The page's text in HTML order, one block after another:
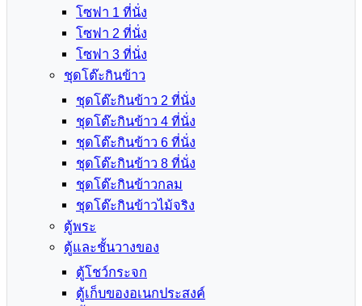
โซฟา 1 ที่นั่ง
โซฟา 2 ที่นั่ง
โซฟา 3 ที่นั่ง
ชุดโต๊ะกินข้าว
ชุดโต๊ะกินข้าว 2 ที่นั่ง
ชุดโต๊ะกินข้าว 4 ที่นั่ง
ชุดโต๊ะกินข้าว 6 ที่นั่ง
ชุดโต๊ะกินข้าว 8 ที่นั่ง
ชุดโต๊ะกินข้าวกลม
ชุดโต๊ะกินข้าวไม้จริง
ตู้พระ
ตู้และชั้นวางของ
ตู้โชว์กระจก
ตู้เก็บของอเนกประสงค์